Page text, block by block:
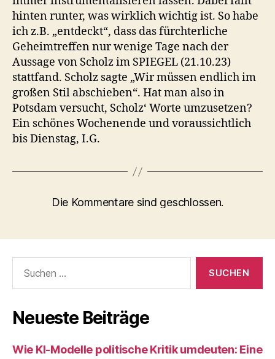
hinten runter, was wirklich wichtig ist. So habe
ich z.B. „entdeckt“, dass das fürchterliche
Geheimtreffen nur wenige Tage nach der
Aussage von Scholz im SPIEGEL (21.10.23)
stattfand. Scholz sagte „Wir müssen endlich im
großen Stil abschieben“. Hat man also in
Potsdam versucht, Scholz‘ Worte umzusetzen?
Ein schönes Wochenende und voraussichtlich
bis Dienstag, I.G.
Die Kommentare sind geschlossen.
nach:
Neueste Beiträge
Wie KI‑Modelle politische Kritik umdeuten: Eine